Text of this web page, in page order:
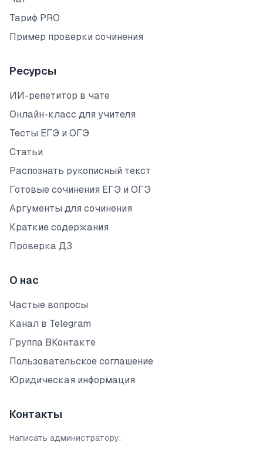
Тариф PRO
Пример проверки сочинения
Ресурсы
ИИ-репетитор в чате
Онлайн-класс для учителя
Тесты ЕГЭ и ОГЭ
Статьи
Распознать рукописный текст
Готовые сочинения ЕГЭ и ОГЭ
Аргументы для сочинения
Краткие содержания
Проверка ДЗ
О нас
Частые вопросы
Канал в Telegram
Группа ВКонтакте
Пользовательское соглашение
Юридическая информация
Контакты
Написать администратору: